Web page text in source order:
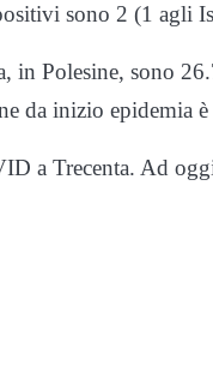
sono 2 (1 agli
Polesine, sono
da inizio epidemia
a Trecenta. Ad